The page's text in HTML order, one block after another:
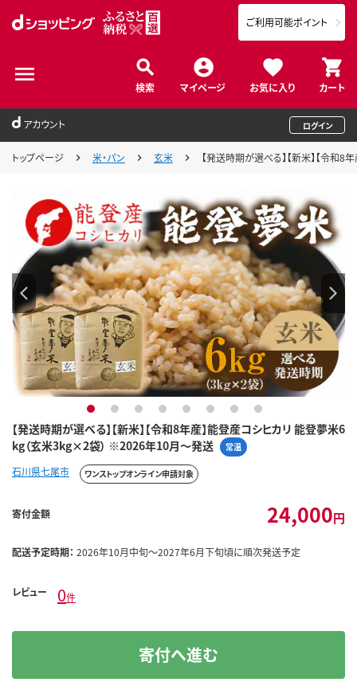
検索 マイページ お気に入り カート
ご利用可能ポイント
アカウント ログイン
トップページ 米・パン 玄米 【発送時期が選べる】【新米】【令
【発送時期が選べる】【新米】【令和8年産】能登産コシヒカリ 能登夢米6
kg（玄米3kg×2袋） ※2026年10月～発送
常温
1 2 3 4 5 6 7 8
石川県七尾市 ワンストップオンライン申請対象
寄付金額 24,000円
配送予定時期： 2026年10月中旬～2027年6月下旬頃に順次発送予定
レビュー 0件
寄付へ進む